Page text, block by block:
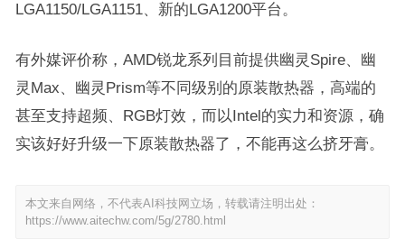
LGA1150/LGA1151、新的LGA1200平台。
有外媒评价称，AMD锐龙系列目前提供幽灵Spire、幽
灵Max、幽灵Prism等不同级别的原装散热器，高端的
甚至支持超频、RGB灯效，而以Intel的实力和资源，确
实该好好升级一下原装散热器了，不能再这么挤牙膏。
本文来自网络，不代表AI科技网立场，转载请注明出处：
https://www.aitechw.com/5g/2780.html